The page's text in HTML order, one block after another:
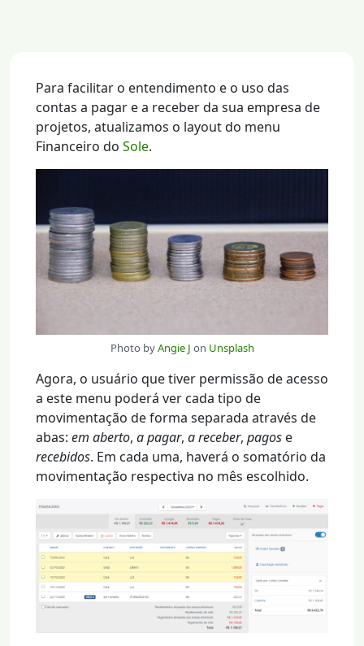
Para facilitar o entendimento e o uso das
contas a pagar e a receber da sua empresa de
projetos, atualizamos o layout do menu
Financeiro do Sole.
Photo byAngie J on Unsplash
Agora, o usuário que tiver permissão de acesso
a este menu poderá ver cada tipo de
movimentação de forma separada através de
abas: em aberto, a pagar, a receber, pagos e
recebidos. Em cada uma, haverá o somatório da
movimentação respectiva no mês escolhido.